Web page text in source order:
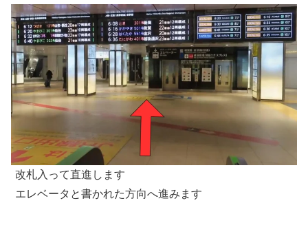
改札入って直進します
エレベータと書かれた方向へ進みます